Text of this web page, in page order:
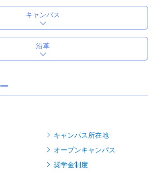
キャンパス
沿革
キャンパス所在地
オープンキャンパス
奨学金制度